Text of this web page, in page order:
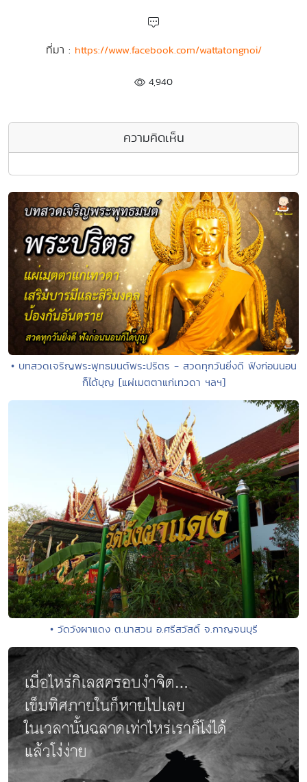
ที่มา : https://www.facebook.com/wattatongnoi/
4,940
ความคิดเห็น
• บทสวดเจริญพระพุทธมนต์พระปริตร - สวดทุกวันยิ่งดี ฟังก่อนนอน
ก็ได้บุญ [แผ่เมตตาแก่เทวดา ฯลฯ]
• วัดวังผาแดง ต.นาสวน อ.ศรีสวัสดิ์ จ.กาญจนบุรี